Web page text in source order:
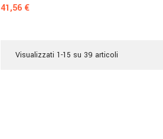
Prezzo
41,56 €
Visualizzati 1-15 su 39 articoli